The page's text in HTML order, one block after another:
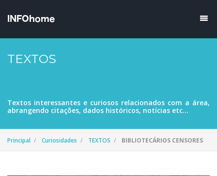
TEXTOS
Textos interessantes e curiosos relacionados com a área,
abrangendo citações, dados históricos, notícias etc...
Principal Curiosidades TEXTOS BIBLIOTECÁRIOS CENSORES